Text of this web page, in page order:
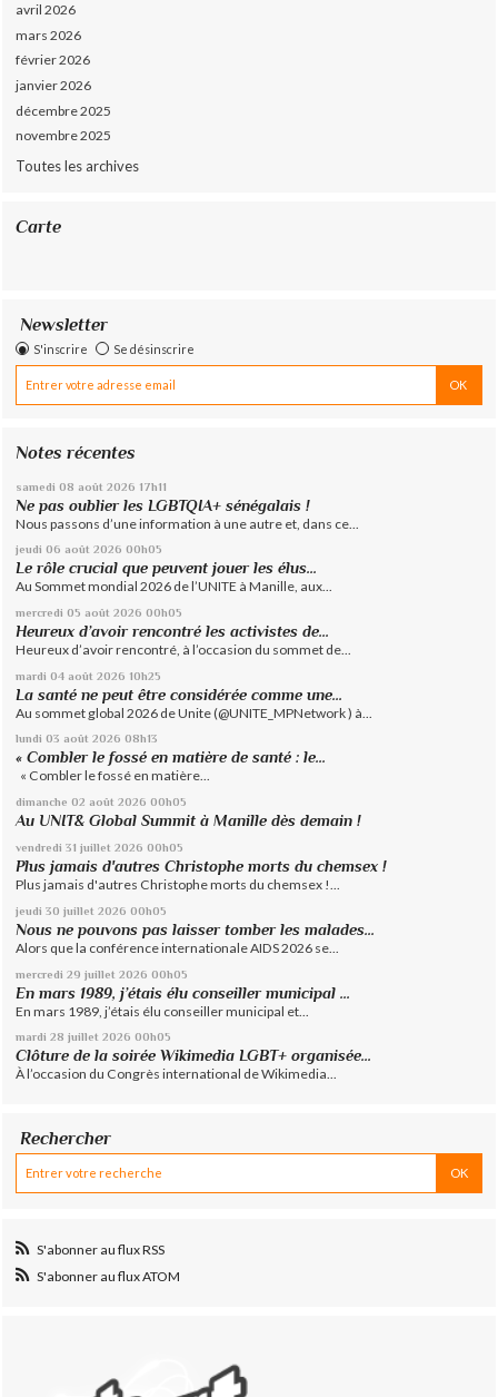
avril 2026
mars 2026
février 2026
janvier 2026
décembre 2025
novembre 2025
Toutes les archives
Carte
Newsletter
S'inscrire Se désinscrire
Notes récentes
samedi 08 août 2026 17h11
Ne pas oublier les LGBTQIA+ sénégalais !
Nous passons d’une information à une autre et, dans ce...
jeudi 06 août 2026 00h05
Le rôle crucial que peuvent jouer les élus...
Au Sommet mondial 2026 de l’UNITE à Manille, aux...
mercredi 05 août 2026 00h05
Heureux d’avoir rencontré les activistes de...
Heureux d’avoir rencontré, à l’occasion du sommet de...
mardi 04 août 2026 10h25
La santé ne peut être considérée comme une...
Au sommet global 2026 de Unite (@UNITE_MPNetwork ) à...
lundi 03 août 2026 08h13
« Combler le fossé en matière de santé : le...
« Combler le fossé en matière...
dimanche 02 août 2026 00h05
Au UNIT& Global Summit à Manille dès demain !
vendredi 31 juillet 2026 00h05
Plus jamais d'autres Christophe morts du chemsex !
Plus jamais d'autres Christophe morts du chemsex !...
jeudi 30 juillet 2026 00h05
Nous ne pouvons pas laisser tomber les malades...
Alors que la conférence internationale AIDS 2026 se...
mercredi 29 juillet 2026 00h05
En mars 1989, j’étais élu conseiller municipal ...
En mars 1989, j’étais élu conseiller municipal et...
mardi 28 juillet 2026 00h05
Clôture de la soirée Wikimedia LGBT+ organisée...
À l’occasion du Congrès international de Wikimedia...
Rechercher
S'abonner au flux RSS
S'abonner au flux ATOM